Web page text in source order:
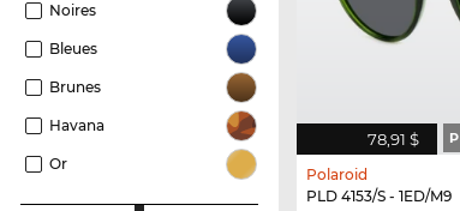
Noires
Bleues
Brunes
Havana
Or
78,91 $ P
Polaroid
PLD 4153/S - 1ED/M9